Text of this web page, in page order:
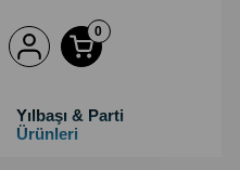
0
Yılbaşı & Parti
Ürünleri